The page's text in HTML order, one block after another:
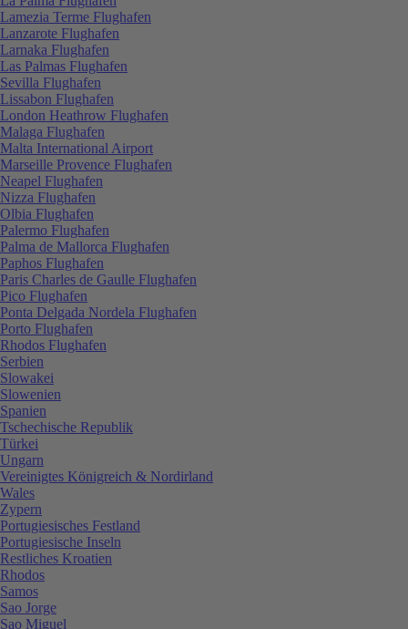
Lamezia Terme Flughafen
Lanzarote Flughafen
Larnaka Flughafen
Las Palmas Flughafen
Sevilla Flughafen
Lissabon Flughafen
London Heathrow Flughafen
Malaga Flughafen
Malta International Airport
Marseille Provence Flughafen
Neapel Flughafen
Nizza Flughafen
Olbia Flughafen
Palermo Flughafen
Palma de Mallorca Flughafen
Paphos Flughafen
Paris Charles de Gaulle Flughafen
Pico Flughafen
Ponta Delgada Nordela Flughafen
Porto Flughafen
Rhodos Flughafen
Serbien
Slowakei
Slowenien
Spanien
Tschechische Republik
Türkei
Ungarn
Vereinigtes Königreich & Nordirland
Wales
Zypern
Portugiesisches Festland
Portugiesische Inseln
Restliches Kroatien
Rhodos
Samos
Sao Jorge
Sao Miguel